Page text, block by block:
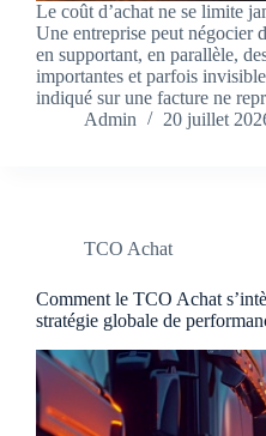
Le coût d’achat ne se limite
Une entreprise peut négocier
en supportant, en parallèle,
importantes et parfois
indiqué sur une facture ne
Admin
20 juillet
TCO Achat
Comment le TCO Achat
stratégie globale de